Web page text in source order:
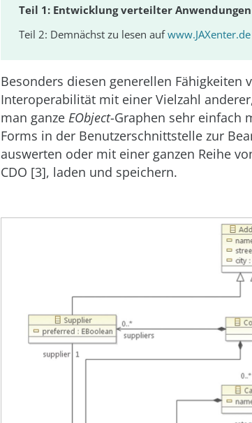
Teil 1: Entwicklung verteilter
Teil 2: Demnächst zu lesen aufwww.JAXenter.de
Besonders diesen generellen Fähigkeiten
Interoperabilität mit einer Vielzahl
man ganze EObject-Graphen sehr einfach
Forms in der Benutzerschnittstelle zur
auswerten oder mit einer ganzen Reihe
CDO [3], laden und speichern.